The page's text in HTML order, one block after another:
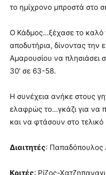
το ημίχρονο μπροστά στο
Ο Κάδμος…ξέχασε το καλό
αποδυτήρια, δίνοντας την
Αμαρουσίου να πλησιάσει
30′ σε 63-58.
Η συνέχεια ανήκε στους
ελαφρώς το…γκάζι για να
και να φτάσουν στο
Διαιτητές: Παπαδόπουλος
Κριτές: Ρίζος-